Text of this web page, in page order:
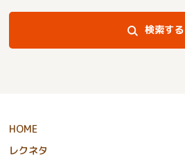
検索する
HOME
レクネタ